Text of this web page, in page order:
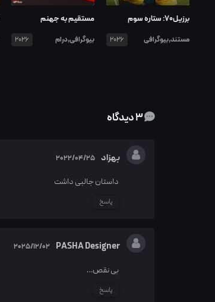
برزیل70: ستاره سوم
مستند,بیوگرافی 2026
مستقیم به جهنم
بیوگرافی,درام 2026
3 دیدگاه
بهزاد 2022/04/25
داستان جالبی داشت
پاسخ
PASHA Designer
2025/12/02
بی نقص…
پاسخ